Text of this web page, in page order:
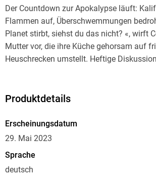
Der Countdown zur Apokalypse läuft:
Flammen auf, Überschwemmungen
Planet stirbt, siehst du das nicht? «, wirft
Mutter vor, die ihre Küche gehorsam auf
Heuschrecken umstellt. Heftige
Juwel um die Schultern hängt. Die Frage
bis eines Nachts Willie aus dem Terrarium
»Blue Skies« hat T. C. Boyle den
prophetisch.
Produktdetails
Erscheinungsdatum
29. Mai 2023
Sprache
deutsch